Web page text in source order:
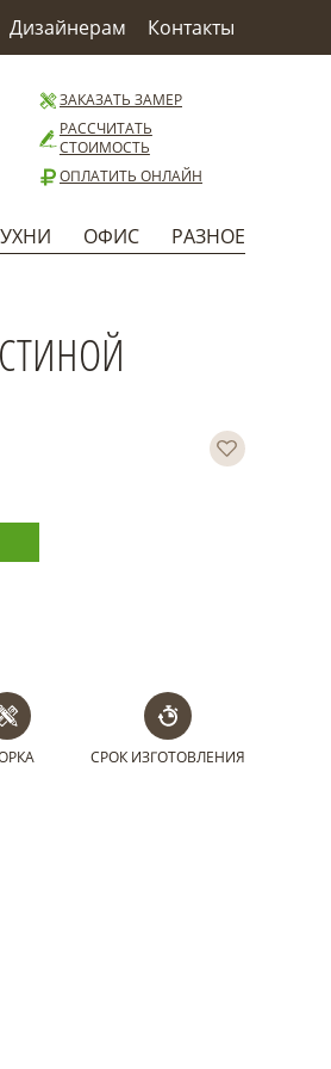
Дизайнерам Контакты
ЗАКАЗАТЬ ЗАМЕР
РАССЧИТАТЬ
СТОИМОСТЬ
ОПЛАТИТЬ ОНЛАЙН
ОФИС РАЗНОЕ
СРОК ИЗГОТОВЛЕНИЯ